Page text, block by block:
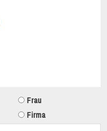
Frau
Firma